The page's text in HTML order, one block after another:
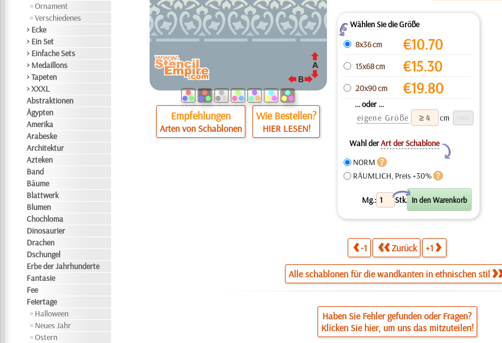
Ornament
Verschiedenes
> Ecke
> Ein Set
> Einfache Sets
> Medaillons
> Tapeten
> XXXL
Abstraktionen
Ägypten
Amerika
Arabeske
Architektur
Azteken
Band
Bäume
Blattwerk
Blumen
Chochloma
Dinosaurier
Drachen
Dschungel
Erbe der Jahrhunderte
Fantasie
Fee
Feiertage
Halloween
Neues Jahr
Ostern
Empfehlungen
Arten von Schablonen
Wie Bestellen?
HIER LESEN!
ZWählen Sie die Größe
8x36 cm
€10.70
15x68 cm €15.30
20x90 cm €19.80
... oder ...
eigene Größe
cm
Wahl derArt der Schablone
Y
NORM
RÄUMLICH, Preis +30%
Mg.: Stk.
X
-1 Zurück +1
Alle schablonen für die wandkanten in ethnischen stil
Haben Sie Fehler gefunden oder Fragen?
Klicken Sie hier, um uns das mitzuteilen!